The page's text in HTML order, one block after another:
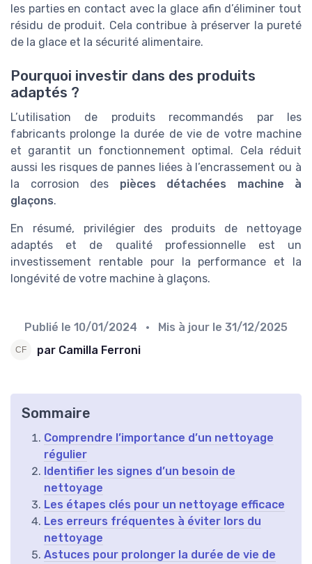
les parties en contact avec la glace afin d’éliminer tout
résidu de produit. Cela contribue à préserver la pureté
de la glace et la sécurité alimentaire.
Pourquoi investir dans des produits
adaptés ?
L’utilisation de produits recommandés par les
fabricants prolonge la durée de vie de votre machine
et garantit un fonctionnement optimal. Cela réduit
aussi les risques de pannes liées à l’encrassement ou à
la corrosion des pièces détachées machine à
glaçons.
En résumé, privilégier des produits de nettoyage
adaptés et de qualité professionnelle est un
investissement rentable pour la performance et la
longévité de votre machine à glaçons.
Publié le 10/01/2024 • Mis à jour le 31/12/2025
par Camilla Ferroni
Sommaire
Comprendre l’importance d’un nettoyage
régulier
Identifier les signes d’un besoin de
nettoyage
Les étapes clés pour un nettoyage efficace
Les erreurs fréquentes à éviter lors du
nettoyage
Astuces pour prolonger la durée de vie de